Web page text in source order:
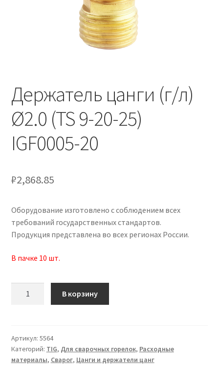
Держатель цанги (г/л)
Ø2.0 (TS 9-20-25)
IGF0005-20
₽2,868.85
Оборудование изготовлено с соблюдением всех
требований государственных стандартов.
Продукция представлена во всех регионах России.
В пачке 10 шт.
(г/
л)
Ø2.0
В корзину
Артикул: 5564
Категорий: TIG, Для сварочных горелок, Расходные
материалы, Сварог, Цанги и держатели цанг